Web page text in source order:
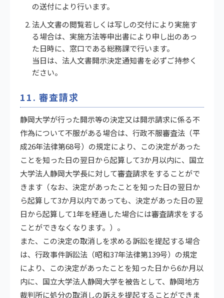
の送付により行います。
法人文書の閲覧若しくは写しの交付により実施す
る場合は、実施方法等申出書により申し出のあっ
た日時に、窓口である総務課で行います。
当日は、法人文書開示決定通知書を必ずご持参く
ださい。
11. 審査請求
静岡大学が行った開示等の決定又は開示請求に係る不
作為について不服がある場合は、行政不服審査法（平
成26年法律第68号）の規定により、この決定があった
ことを知った日の翌日から起算して3か月以内に、国立
大学法人静岡大学長に対して審査請求をすることがで
きます（なお、決定があったことを知った日の翌日か
ら起算して3か月以内であっても、決定があった日の翌
日から起算して1年を経過した場合には審査請求をする
ことができなくなります。）。
また、この決定の取消しを求める訴訟を提起する場合
は、行政事件訴訟法（昭和37年法律第139号）の規定
により、この決定があったことを知った日から6か月以
内に、国立大学法人静岡大学を被告として、静岡地方
裁判所に処分の取消しの訴えを提起することができま